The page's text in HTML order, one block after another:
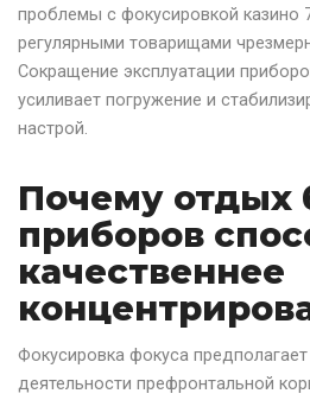
проблемы с фокусировкой казино
регулярными товарищами
Сокращение эксплуатации
усиливает погружение и
настрой.
Почему отдых
приборов
качественнее
Фокусировка фокуса
деятельности префронтальной